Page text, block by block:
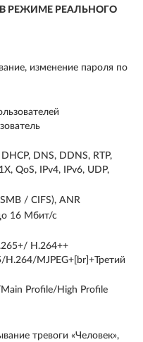
РЕЖИМЕ РЕАЛЬНОГО
изменение пароля по
DNS, DDNS, RTP,
QoS, IPv4, IPv6, UDP,
/ CIFS), ANR
16 Мбит/с
H.264++
MJPEG+[br]+Третий
Profile/High Profile
тревоги «Человек»,